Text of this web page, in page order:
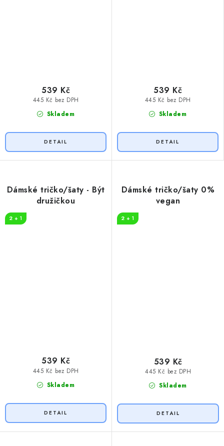
Skladem
445 Kč bez DPH
539 Kč
Skladem
445 Kč bez DPH
539 Kč
Dámské tričko/šaty - Být
družičkou
2 + 1
Skladem
445 Kč bez DPH
539 Kč
Dámské tričko/šaty 0%
vegan
2 + 1
Skladem
445 Kč bez DPH
539 Kč